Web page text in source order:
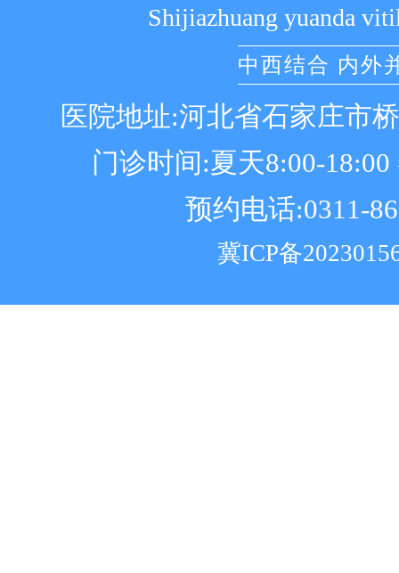
Shijiazhuang yuanda
中西结合 内外
医院地址:河北省石家庄市
门诊时间:夏天8:00-18:00
预约电话:0311-
冀ICP备